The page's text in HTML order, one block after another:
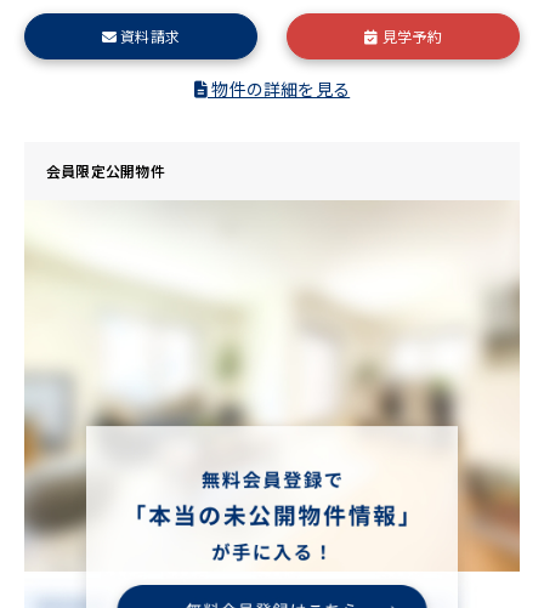
資料請求 見学予約
物件の詳細を見る
会員限定公開物件